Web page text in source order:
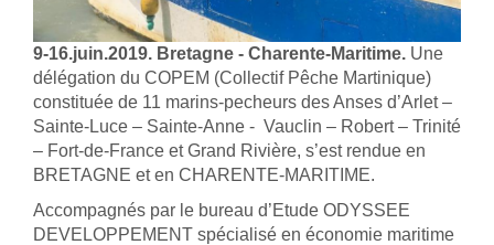
9-16.juin.2019. Bretagne - Charente-Maritime. Une
délégation du COPEM (Collectif Pêche Martinique)
constituée de 11 marins-pecheurs des Anses d’Arlet –
Sainte-Luce – Sainte-Anne - Vauclin – Robert – Trinité
– Fort-de-France et Grand Rivière, s’est rendue en
BRETAGNE et en CHARENTE-MARITIME.
Accompagnés par le bureau d’Etude ODYSSEE
DEVELOPPEMENT spécialisé en économie maritime